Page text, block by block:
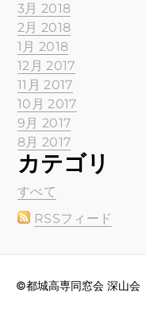
3月 2018
2月 2018
1月 2018
12月 2017
11月 2017
10月 2017
9月 2017
8月 2017
カテゴリ
すべて
RSSフィード
©都城高専同窓会 深山会